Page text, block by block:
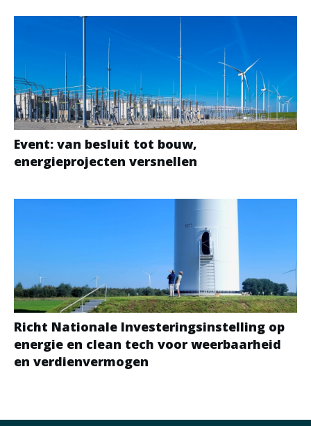
Event: van besluit tot bouw,
energieprojecten versnellen
Richt Nationale Investeringsinstelling op
energie en clean tech voor weerbaarheid
en verdienvermogen